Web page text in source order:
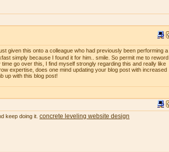
given this onto a colleague who had previously been performing a
simply because I found it for him.. smile. So permit me to reword
go over this, I find myself strongly regarding this and really like
expertise, does one mind updating your blog post with increased
up with this blog post!
keep doing it. concrete leveling website design